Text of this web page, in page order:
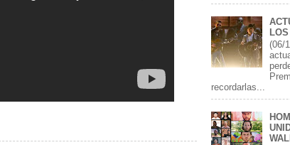
(06/
recordarlas...